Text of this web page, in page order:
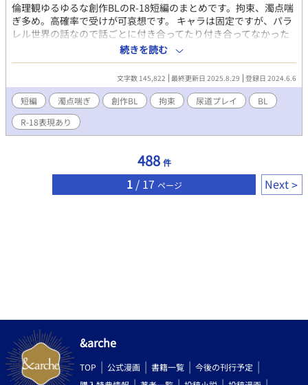
倫理観ゆるゆるな創作BLのR-18短編のまとめです。拘束、濁点喘
ぎ多め。高確率で受けが可哀想です。 キャラは固定ですが、パラ
レル世界の話なので話ごとに付き合ってたり付き合ってなかった
りします。受け攻めも固定してません。 ⬛︎キャラクター設定 【ス
ラッジ】 自分のことをかわいくて格好よくて美人だと思ってい
る。明るくて自称好青年だが性格が良くない。 一人称僕。青い髪
に黄色い目。 【パラスーアサイド】 自分のことを顔が良いと思っ
ている。スラッジの事を非常識扱いするけど本人も大概非常識。
たまにしれっととんでもないことをやらかす。スラッジからパラ
スと呼ばれている。 二人称俺。オレンジ色の髪に緑色の目。
続きを読む
文字数 145,822 最終更新日 2025.8.29 登録日 2024.6.6
短編 濁点喘ぎ 創作BL 拘束 尿道プレイ
BL
R-18表現あり
488 件
1/ 17 ページ Next
&arche
TOP 公式漫画 書籍一覧
今後の刊行予定